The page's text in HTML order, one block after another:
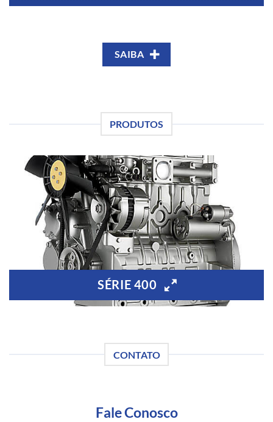
SAIBA
PRODUTOS
SÉRIE 400
CONTATO
Fale Conosco